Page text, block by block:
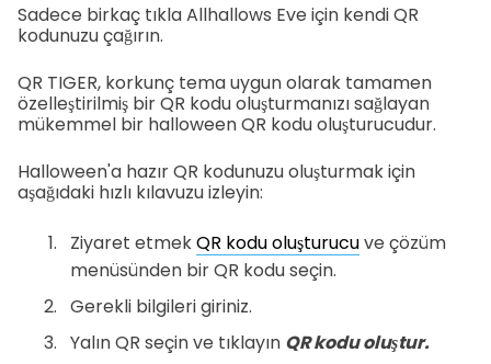
Sadece birkaç tıkla Allhallows Eve için kendi QR
kodunuzu çağırın.
QR TIGER, korkunç tema uygun olarak tamamen
özelleştirilmiş bir QR kodu oluşturmanızı sağlayan
mükemmel bir halloween QR kodu oluşturucudur.
Halloween'a hazır QR kodunuzu oluşturmak için
aşağıdaki hızlı kılavuzu izleyin:
Ziyaret etmekQR kodu oluşturucuve çözüm
menüsünden bir QR kodu seçin.
Gerekli bilgileri giriniz.
Yalın QR seçin ve tıklayın QR kodu oluştur.